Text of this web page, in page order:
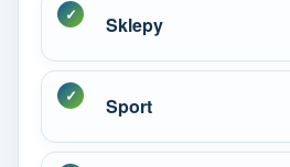
Sklepy
Sport